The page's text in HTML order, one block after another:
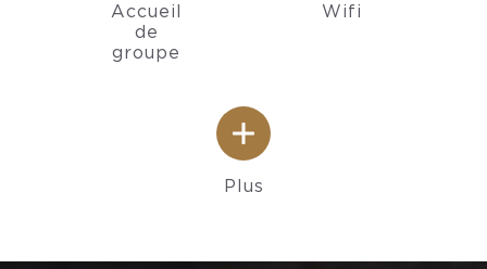
Accueil
de
groupe
Wifi
Plus